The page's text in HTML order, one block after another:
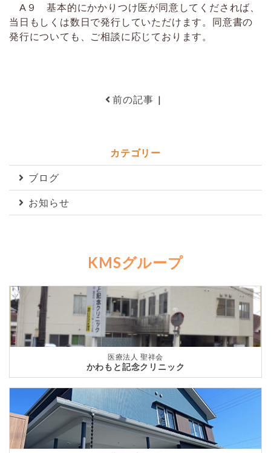
A９ 基本的にかかりつけ医が同意してくだされば、
当日もしくは数日で発行していただけます。同意書の
発行についても、ご相談に応じております。
前の記事 |
カテゴリー
ブログ
お知らせ
KMSグループ
医療法人 聖祥会
かわもと記念クリニック